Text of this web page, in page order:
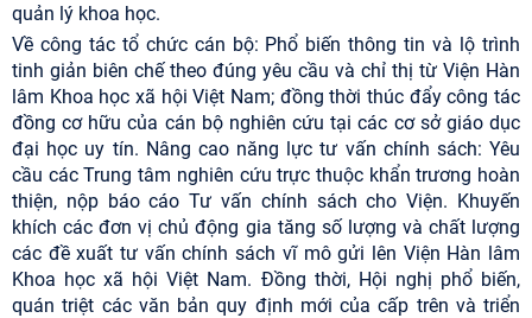
quản lý khoa học.
Về công tác tổ chức cán bộ: Phổ biến thông tin và lộ trình
tinh giản biên chế theo đúng yêu cầu và chỉ thị từ Viện Hàn
lâm Khoa học xã hội Việt Nam; đồng thời thúc đẩy công tác
đồng cơ hữu của cán bộ nghiên cứu tại các cơ sở giáo dục
đại học uy tín. Nâng cao năng lực tư vấn chính sách: Yêu
cầu các Trung tâm nghiên cứu trực thuộc khẩn trương hoàn
thiện, nộp báo cáo Tư vấn chính sách cho Viện. Khuyến
khích các đơn vị chủ động gia tăng số lượng và chất lượng
các đề xuất tư vấn chính sách vĩ mô gửi lên Viện Hàn lâm
Khoa học xã hội Việt Nam. Đồng thời, Hội nghị phổ biến,
quán triệt các văn bản quy định mới của cấp trên và triển